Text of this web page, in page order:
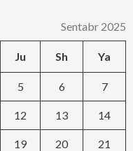
Sentabr 2025
Ju Sh Ya
5 6 7
12 13 14
19 20 21